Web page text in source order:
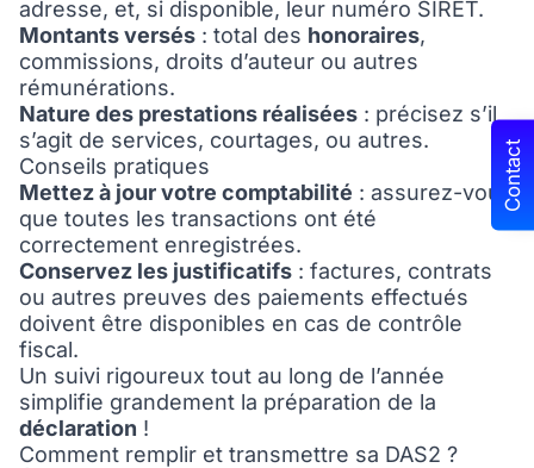
Contact
adresse, et, si disponible, leur numéro SIRET.
Montants versés : total des honoraires,
commissions, droits d’auteur ou autres
rémunérations.
Nature des prestations réalisées : précisez s’il
s’agit de services, courtages, ou autres.
Conseils pratiques
Mettez à jour votre comptabilité : assurez-vous
que toutes les transactions ont été
correctement enregistrées.
Conservez les justificatifs : factures, contrats
ou autres preuves des paiements effectués
doivent être disponibles en cas de contrôle
fiscal.
Un suivi rigoureux tout au long de l’année
simplifie grandement la préparation de la
déclaration !
Comment remplir et transmettre sa DAS2 ?